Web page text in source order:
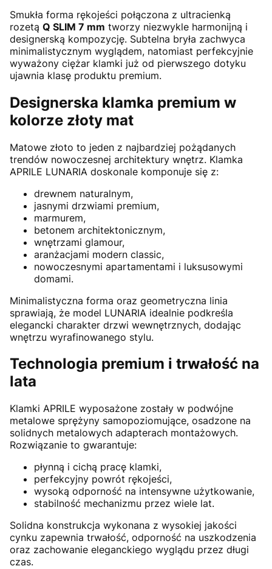
Smukła forma rękojeści połączona z ultracienką
rozetą Q SLIM 7 mm tworzy niezwykle harmonijną i
designerską kompozycję. Subtelna bryła zachwyca
minimalistycznym wyglądem, natomiast perfekcyjnie
wyważony ciężar klamki już od pierwszego dotyku
ujawnia klasę produktu premium.
Designerska klamka premium w
kolorze złoty mat
Matowe złoto to jeden z najbardziej pożądanych
trendów nowoczesnej architektury wnętrz. Klamka
APRILE LUNARIA doskonale komponuje się z:
drewnem naturalnym,
jasnymi drzwiami premium,
marmurem,
betonem architektonicznym,
wnętrzami glamour,
aranżacjami modern classic,
nowoczesnymi apartamentami i luksusowymi
domami.
Minimalistyczna forma oraz geometryczna linia
sprawiają, że model LUNARIA idealnie podkreśla
elegancki charakter drzwi wewnętrznych, dodając
wnętrzu wyrafinowanego stylu.
Technologia premium i trwałość na
lata
Klamki APRILE wyposażone zostały w podwójne
metalowe sprężyny samopoziomujące, osadzone na
solidnych metalowych adapterach montażowych.
Rozwiązanie to gwarantuje:
płynną i cichą pracę klamki,
perfekcyjny powrót rękojeści,
wysoką odporność na intensywne użytkowanie,
stabilność mechanizmu przez wiele lat.
Solidna konstrukcja wykonana z wysokiej jakości
cynku zapewnia trwałość, odporność na uszkodzenia
oraz zachowanie eleganckiego wyglądu przez długi
czas.